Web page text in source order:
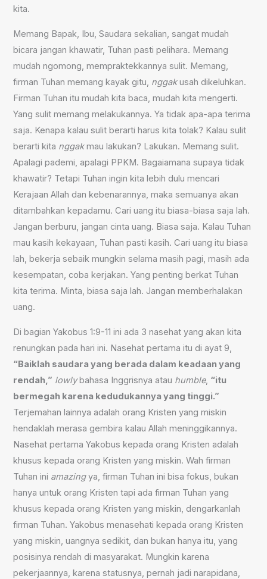
kita.
Memang Bapak, Ibu, Saudara sekalian, sangat mudah
bicara jangan khawatir, Tuhan pasti pelihara. Memang
mudah ngomong, mempraktekkannya sulit. Memang,
firman Tuhan memang kayak gitu, nggakusah dikeluhkan.
Firman Tuhan itu mudah kita baca, mudah kita mengerti.
Yang sulit memang melakukannya. Ya tidak apa-apa terima
saja. Kenapa kalau sulit berarti harus kita tolak? Kalau sulit
berarti kita nggakmau lakukan? Lakukan. Memang sulit.
Apalagi pademi, apalagi PPKM. Bagaiamana supaya tidak
khawatir? Tetapi Tuhan ingin kita lebih dulu mencari
Kerajaan Allah dan kebenarannya, maka semuanya akan
ditambahkan kepadamu. Cari uang itu biasa-biasa saja lah.
Jangan berburu, jangan cinta uang. Biasa saja. Kalau Tuhan
mau kasih kekayaan, Tuhan pasti kasih. Cari uang itu biasa
lah, bekerja sebaik mungkin selama masih pagi, masih ada
kesempatan, coba kerjakan. Yang penting berkat Tuhan
kita terima. Minta, biasa saja lah. Jangan memberhalakan
uang.
Di bagian Yakobus 1:9-11 ini ada 3 nasehat yang akan kita
renungkan pada hari ini. Nasehat pertama itu di ayat 9,
“Baiklah saudara yang berada dalam keadaan yang
rendah,” lowlybahasa Inggrisnya atau humble, “itu
bermegah karena kedudukannya yang tinggi.”
Terjemahan lainnya adalah orang Kristen yang miskin
hendaklah merasa gembira kalau Allah meninggikannya.
Nasehat pertama Yakobus kepada orang Kristen adalah
khusus kepada orang Kristen yang miskin. Wah firman
Tuhan ini amazingya, firman Tuhan ini bisa fokus, bukan
hanya untuk orang Kristen tapi ada firman Tuhan yang
khusus kepada orang Kristen yang miskin, dengarkanlah
firman Tuhan. Yakobus menasehati kepada orang Kristen
yang miskin, uangnya sedikit, dan bukan hanya itu, yang
posisinya rendah di masyarakat. Mungkin karena
pekerjaannya, karena statusnya, pernah jadi narapidana,